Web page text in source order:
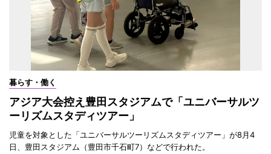
暮らす・働く
アジア大会控え豊田スタジアムで「ユニバーサルツ
ーリズムスタディツアー」
児童を対象とした「ユニバーサルツーリズムスタディツアー」が8月4
日、豊田スタジアム（豊田市千石町7）などで行われた。